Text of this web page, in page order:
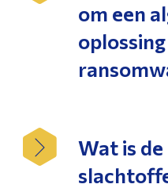
om een
Wat is